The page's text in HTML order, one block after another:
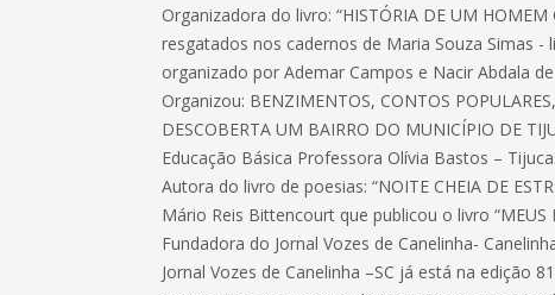
Organizadora do livro: “HISTÓRIA DE UM HOMEM
resgatados nos cadernos de Maria Souza Simas
organizado por Ademar Campos e Nacir Abdala de
Organizou: BENZIMENTOS, CONTOS
DESCOBERTA UM BAIRRO DO MUNICÍPIO DE
Educação Básica Professora Olívia Bastos –
Autora do livro de poesias: “NOITE CHEIA DE
Mário Reis Bittencourt que publicou o livro “MEUS
Fundadora do Jornal Vozes de Canelinha-
Jornal Vozes de Canelinha –SC já está na edição